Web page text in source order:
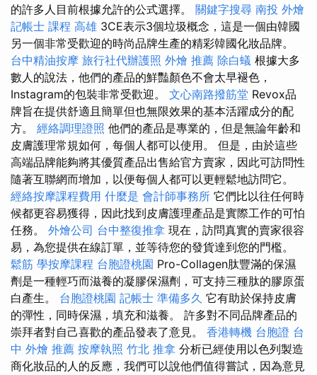
的許多人目前根據允許的公式選擇。 關鍵字搜尋 南投 外燴
記帳士 課程 高雄 3CE表示3個垃圾概念，這是一個由韓國
另一個非常受歡迎的時尚品牌生產的精彩韓國化妝品牌。
台中精油按摩 旅行社代辦護照 外燴 推薦 除白蟻 根據大多
數人的說法，他們的產品的鮮豔顏色不會太早褪色，
Instagram的包裝非常受歡迎。 文心南路撥筋堂 Revox品
牌旨在提供舒適且簡單但也無限效果的基本活躍成分的配
方。 經絡調理證照 他們的產品是專業的，但是無論年齡和
皮膚護理常規如何，每個人都可以使用。 但是，由於這些
高端品牌能夠將其優質產品出售給官方賣家，因此可訪問性
隨著互聯網而增加，以便每個人都可以更輕鬆地訪問它。
經絡按摩課程費用 什麼是 會計師事務所 它們比以往任何時
候都更容易獲得，因此找到皮膚護理產品是實際工作的可怕
任務。 外燴公司 台中整復推拿 現在，訪問真實的賣家很容
易，為您提供在線訂單，並等待您的發貨達到您的門檻。
鬆筋 學按摩課程 台胞證桃園 Pro-Collagen肽豐滿的保濕
劑是一種輕巧而滋養的凝膠保濕劑，可支持三種肽的膠原蛋
白產生。 台胞證桃園 記帳士 準備多久 它有助於保持皮膚
的彈性，同時保濕，填充和滋養。 許多對不同品牌產品的
崇拜者對自己喜歡的產品發表了意見。 香港轉機 台胞證 台
中 外燴 推薦 按摩執照 竹北 推拿 分析已經使用以色列製造
商化妝品的人的反應，我們可以說他們值得嘗試，因為意見